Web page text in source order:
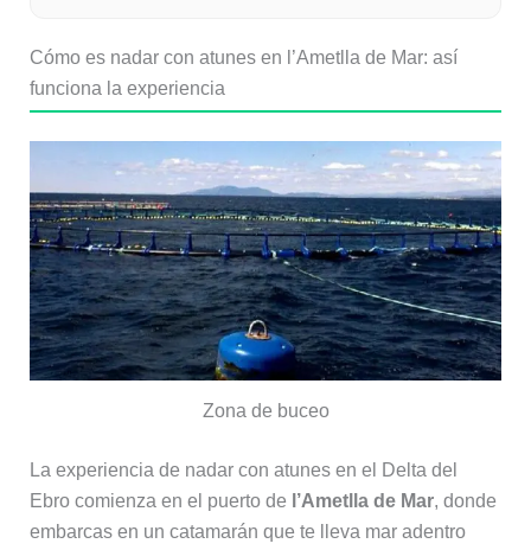
Cómo es nadar con atunes en l’Ametlla de Mar: así
funciona la experiencia
Zona de buceo
La experiencia de nadar con atunes en el Delta del
Ebro comienza en el puerto de l’Ametlla de Mar, donde
embarcas en un catamarán que te lleva mar adentro